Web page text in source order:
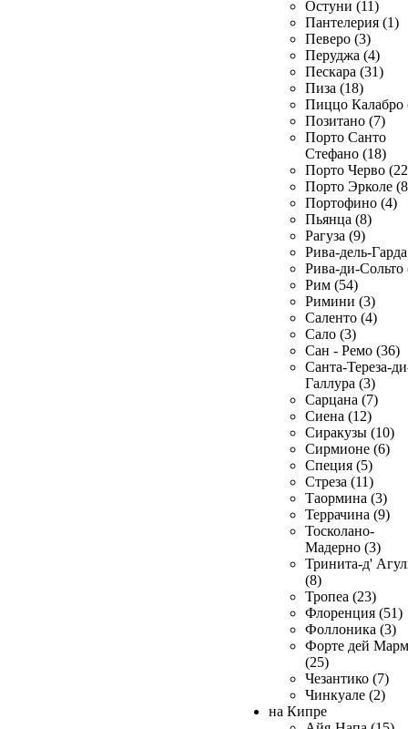
Остуни (11)
Пантелерия (1)
Певеро (3)
Перуджа (4)
Пескара (31)
Пиза (18)
Пиццо Калабро
Позитано (7)
Порто Санто
Стефано (18)
Порто Черво
Порто Эрколе
Портофино (4)
Пьянца (8)
Рагуза (9)
Рива-дель-
Рива-ди-Сольто
Рим (54)
Римини (3)
Саленто (4)
Сало (3)
Сан - Ремо (36)
Санта-Тереза-
Галлура (3)
Сарцана (7)
Сиена (12)
Сиракузы (10)
Сирмионе (6)
Специя (5)
Стреза (11)
Таормина (3)
Террачина (9)
Тосколано-
Мадерно (3)
Тринита-д'
(8)
Тропеа (23)
Флоренция (51)
Фоллоника (3)
Форте дей
(25)
Чезантико (7)
Чинкуале (2)
на Кипре